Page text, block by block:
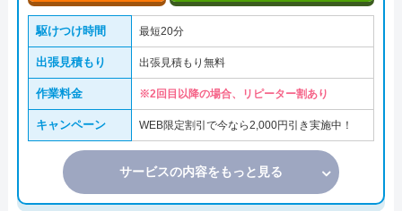
駆けつけ時間 最短20分
出張見積もり 出張見積もり無料
作業料金 ※2回目以降の場合、リピーター割あり
キャンペーン WEB限定割引で今なら2,000円引き実施中！
サービスの内容をもっと見る